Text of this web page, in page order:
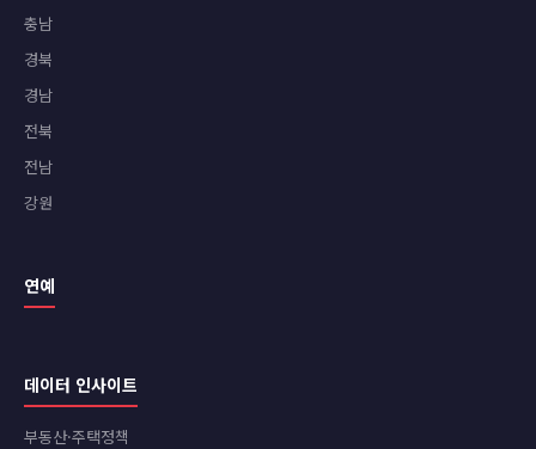
충남
경북
경남
전북
전남
강원
연예
데이터 인사이트
부동산·주택정책